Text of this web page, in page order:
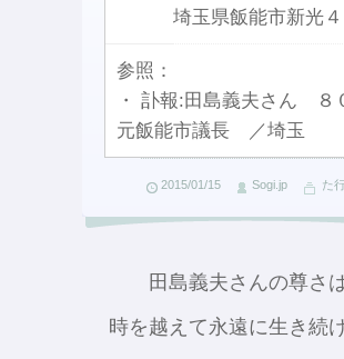
埼玉県飯能市新光
参照：
・ 訃報:田島義夫さん ８
元飯能市議長 ／埼玉
2015/01/15 Sogi.jp た
田島義夫さんの尊さ
時を越えて永遠に生き続